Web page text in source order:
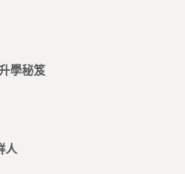
學秘笈
人